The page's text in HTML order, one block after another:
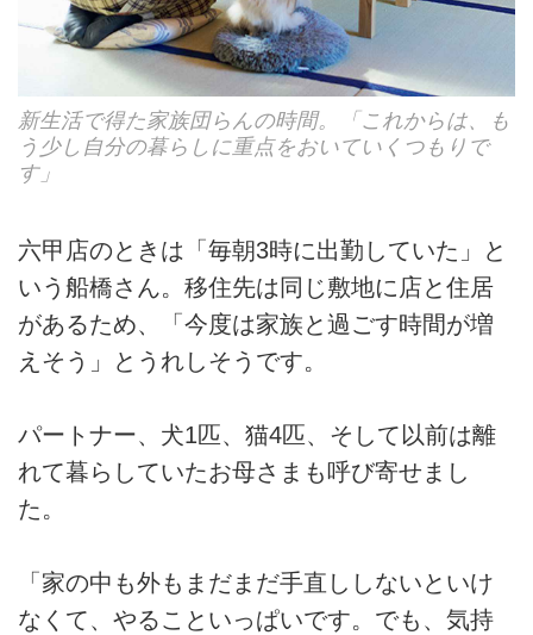
新生活で得た家族団らんの時間。「これからは、も
う少し自分の暮らしに重点をおいていくつもりで
す」
六甲店のときは「毎朝3時に出勤していた」と
いう船橋さん。移住先は同じ敷地に店と住居
があるため、「今度は家族と過ごす時間が増
えそう」とうれしそうです。
パートナー、犬1匹、猫4匹、そして以前は離
れて暮らしていたお母さまも呼び寄せまし
た。
「家の中も外もまだまだ手直ししないといけ
なくて、やることいっぱいです。でも、気持